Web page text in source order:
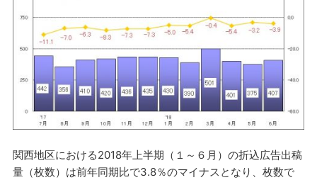
関西地区における2018年上半期（１～６月）の折込広告出稿
量（枚数）は前年同期比で3.8％のマイナスとなり、枚数で